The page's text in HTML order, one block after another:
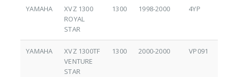
YAMAHA
XVZ 1300
ROYAL
STAR
1300 1998-2000 4YP
YAMAHA
XVZ 1300TF
VENTURE
STAR
1300 2000-2000 VP091